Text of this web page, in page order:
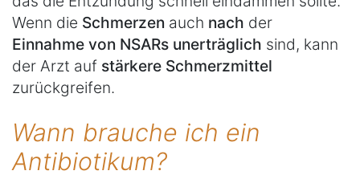
Wenn die Schmerzen auch nach der
Einnahme von NSARs unerträglich sind, kann
der Arzt auf stärkere Schmerzmittel
zurückgreifen.
Wann brauche ich ein
Antibiotikum?